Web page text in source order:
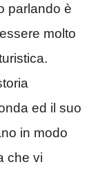
parlando è
molto
ed il suo
in modo
che vi